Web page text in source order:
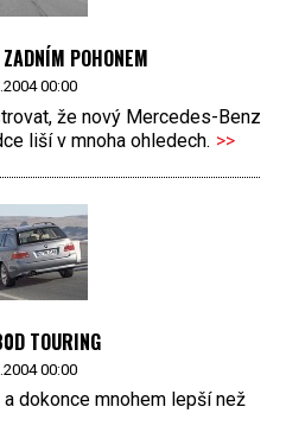
POHONEM
00:00
že nový Mercedes-Benz
liší v mnoha ohledech. >>
TOURING
00:00
dokonce mnohem lepší než